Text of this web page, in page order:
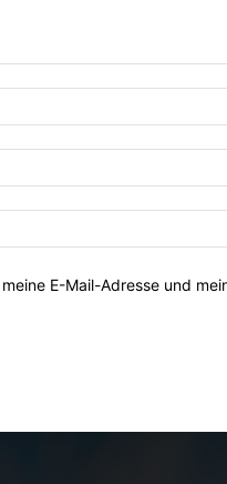
E-Mail-Adresse und